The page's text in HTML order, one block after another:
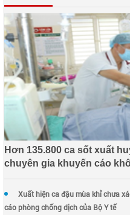
Hơn 135.800 ca sốt xuất
chuyên gia khuyến cáo
Xuất hiện ca đậu mùa khỉ chưa
cáo phòng chống dịch của Bộ Y tế